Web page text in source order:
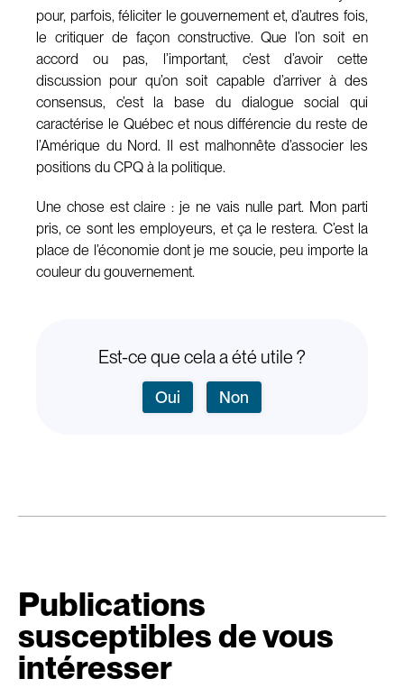
pour, parfois, féliciter le gouvernement et, d’autres fois,
le critiquer de façon constructive. Que l’on soit en
accord ou pas, l’important, c’est d’avoir cette
discussion pour qu’on soit capable d’arriver à des
consensus, c’est la base du dialogue social qui
caractérise le Québec et nous différencie du reste de
l’Amérique du Nord. Il est malhonnête d’associer les
positions du CPQ à la politique.
Une chose est claire : je ne vais nulle part. Mon parti
pris, ce sont les employeurs, et ça le restera. C’est la
place de l’économie dont je me soucie, peu importe la
couleur du gouvernement.
Est-ce que cela a été utile ?
Oui Non
Publications
susceptibles de vous
intéresser